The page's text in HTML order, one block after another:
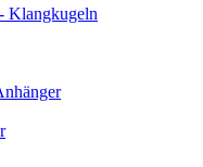
Klangkugeln